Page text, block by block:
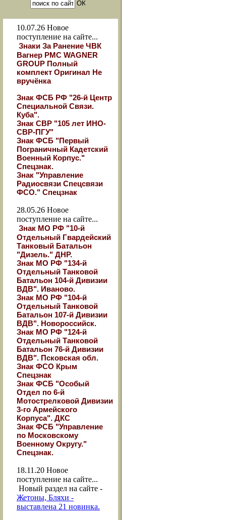
10.07.26 Новое
поступление на сайте...
Знаки За Ранение ЧВК
Вагнер РМС WAGNER
GROUP Полный
комплект Оригинал Не
вручёнка
Знак ФСБ РФ "26-й Центр
Специальной Связи.
Куба".
Знак СВР "105 лет ИНО-
СВР-ПГУ"
Знак ФСБ "Первый
Пограничный Кадетский
Военный Корпус."
Спецзнак.
Знак "Управление
Радиосвязи Спецсвязи
ФСО." Спецзнак
28.05.26 Новое
поступление на сайте...
Знак МО РФ "10-й
Отдельный Гвардейский
Танковый Батальон
"Дизель." ДНР.
Знак МО РФ "134-й
Отдельный Танковой
Батальон 104-й Дивизии
ВДВ". Иваново.
Знак МО РФ "104-й
Отдельный Танковой
Батальон 107-й Дивизии
ВДВ". Новороссийск.
Знак МО РФ "124-й
Отдельный Танковой
Батальон 76-й Дивизии
ВДВ". Псковская обл.
Знак ФСО Крым
Спецзнак
Знак ФСБ "Особый
Отдел по 6-й
Мотострелковой Дивизии
3-го Армейского
Корпуса". ДКС
Знак ФСБ "Управление
по Московскому
Военному Округу."
Спецзнак.
18.11.20 Новое
поступление на сайте...
Новый раздел на сайте -
Жетоны, Бляхи -
выставлена 21 новинка.